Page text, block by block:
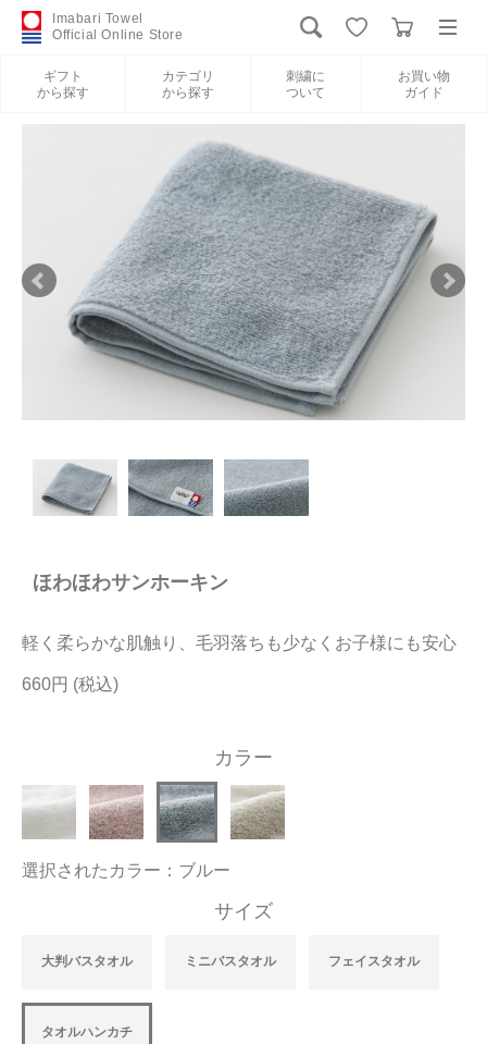
Imabari Towel
Official Online Store
ギフト
から探す
カテゴリ
から探す
刺繍に
ついて
お買い物
ガイド
新規会員登録
カテゴリから探す
刺繍について
当サイトについて
大量購入・法人向けの購入の方は
お問い合わせ
ほわほわサンホーキン
軽く柔らかな肌触り、毛羽落ちも少なくお子様にも安心
660円
カラー
選択されたカラー：ブルー
サイズ
大判バスタオル ミニバスタオル フェイスタオル
タオルハンカチ